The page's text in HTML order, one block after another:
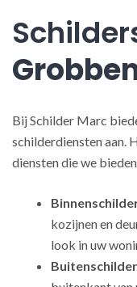
Bij Schilder Marc
schilderdiensten aan.
diensten die we
kozijnen en
look in uw